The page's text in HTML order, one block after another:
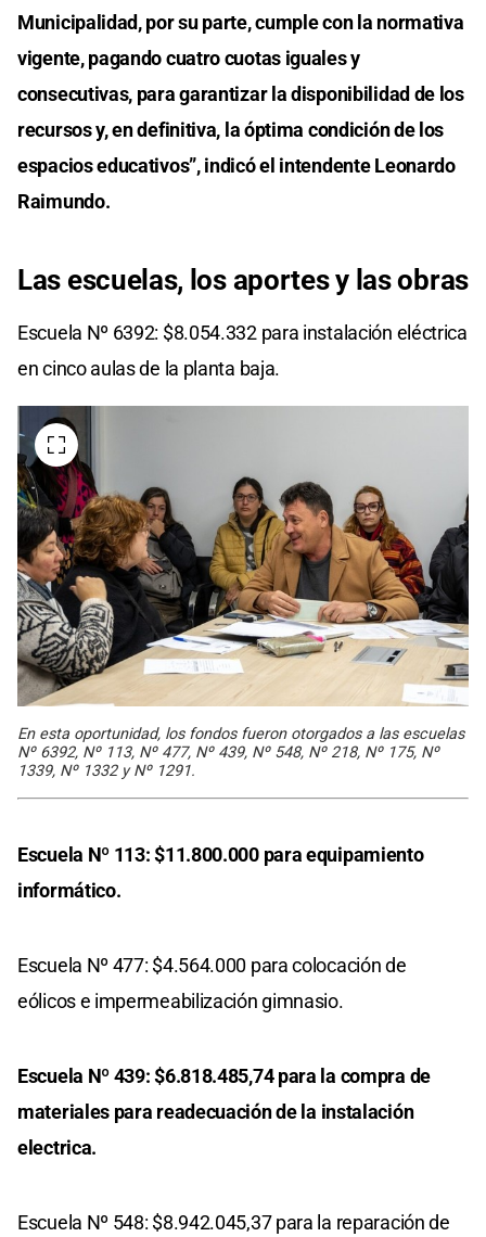
Municipalidad, por su parte, cumple con la normativa
vigente, pagando cuatro cuotas iguales y
consecutivas, para garantizar la disponibilidad de los
recursos y, en definitiva, la óptima condición de los
espacios educativos”, indicó el intendente Leonardo
Raimundo.
Las escuelas, los aportes y las obras
Escuela Nº 6392: $8.054.332 para instalación eléctrica
en cinco aulas de la planta baja.
En esta oportunidad, los fondos fueron otorgados a las escuelas
Nº 6392, Nº 113, Nº 477, Nº 439, Nº 548, Nº 218, Nº 175, Nº
1339, Nº 1332 y Nº 1291.
Escuela Nº 113: $11.800.000 para equipamiento
informático.
Escuela Nº 477: $4.564.000 para colocación de
eólicos e impermeabilización gimnasio.
Escuela Nº 439: $6.818.485,74 para la compra de
materiales para readecuación de la instalación
electrica.
Escuela Nº 548: $8.942.045,37 para la reparación de